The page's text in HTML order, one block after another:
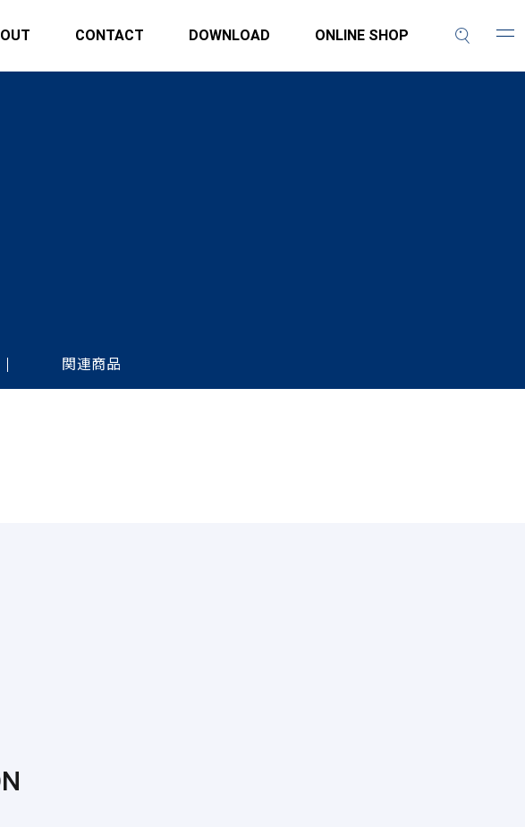
CONTACT DOWNLOAD ONLINE SHOP
関連商品